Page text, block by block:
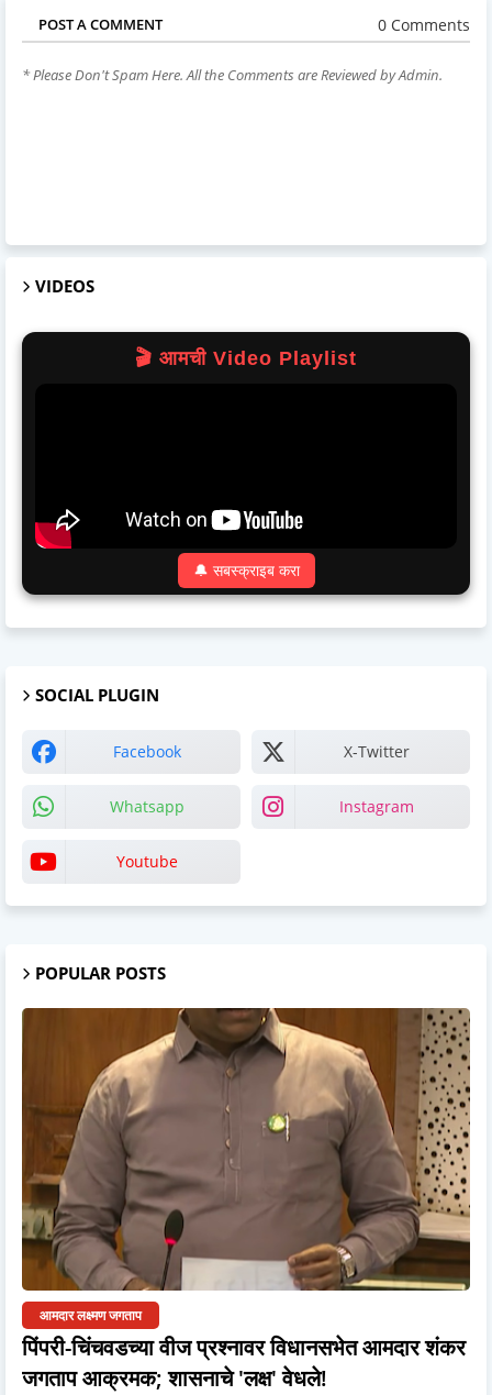
POST A COMMENT 0 Comments
* Please Don't Spam Here. All the Comments are Reviewed by Admin.
VIDEOS
🎬 आमची Video Playlist
🔔 सबस्क्राइब करा
SOCIAL PLUGIN
Facebook X-Twitter
Whatsapp Instagram
Youtube
POPULAR POSTS
आमदार लक्ष्मण जगताप
पिंपरी-चिंचवडच्या वीज प्रश्नावर विधानसभेत आमदार शंकर
जगताप आक्रमक; शासनाचे 'लक्ष' वेधले!